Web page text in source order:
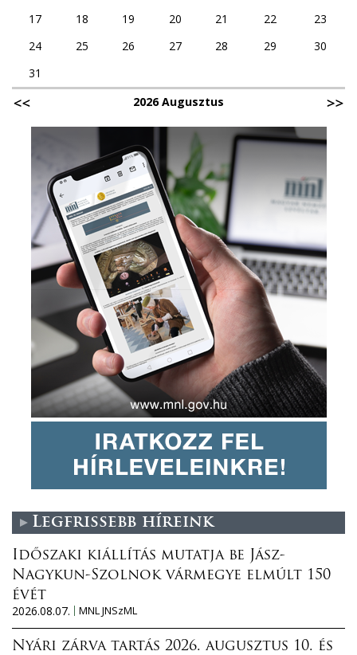
17
18 19 20 21 22
23
24
25 26 27 28 29
30
31
2026 Augusztus
Legfrissebb híreink
Időszaki kiállítás mutatja be Jász-
Nagykun-Szolnok vármegye elmúlt 150
évét
2026.08.07.
MNL JNSzML
Nyári zárva tartás 2026. augusztus 10. és